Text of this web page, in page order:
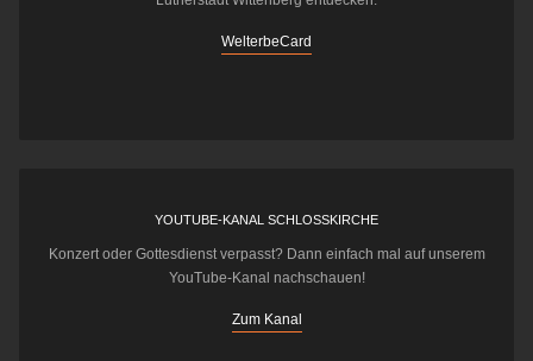
WelterbeCard
YOUTUBE-KANAL SCHLOSSKIRCHE
Konzert oder Gottesdienst verpasst? Dann einfach mal auf unserem
YouTube-Kanal nachschauen!
Zum Kanal